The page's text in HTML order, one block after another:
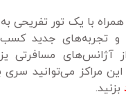
با یک تور تفریحی
و تجربه‌های جدید کسب
آژانس‌های مسافرتی
مراکز می‌توانید
بزنید.